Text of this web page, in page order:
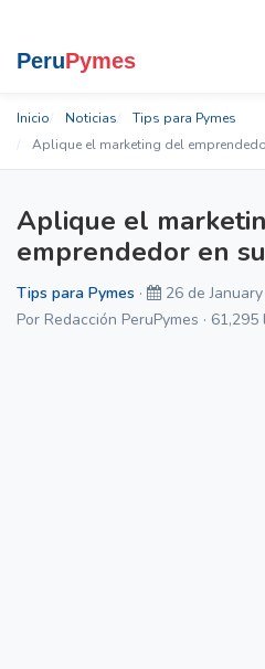
Inicio Noticias
Tips para Pymes
Aplique el marketing del
Aplique el
emprendedor en
Tips para Pymes · 26 de
Por Redacción PeruPymes ·